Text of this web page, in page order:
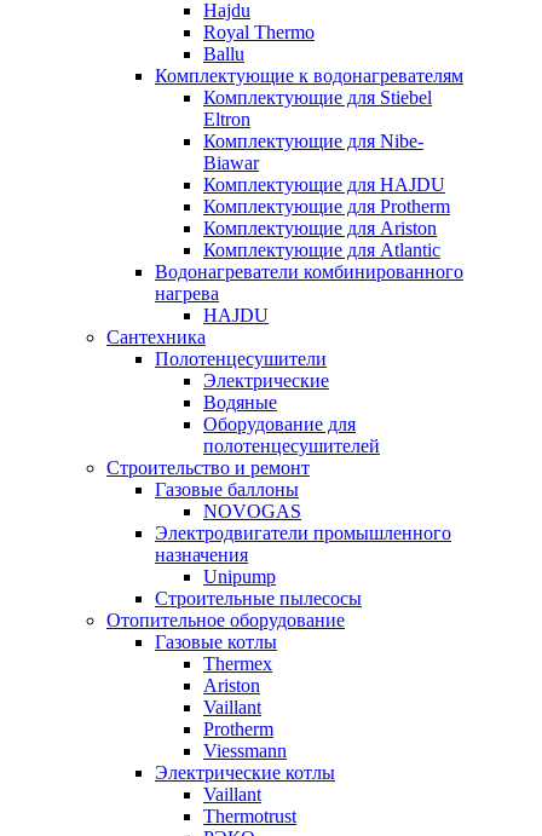
Hajdu
Royal Thermo
Ballu
Комплектующие к водонагревателям
Комплектующие для Stiebel
Eltron
Комплектующие для Nibe-
Biawar
Комплектующие для HAJDU
Комплектующие для Protherm
Комплектующие для Ariston
Комплектующие для Atlantic
Водонагреватели комбинированного
нагрева
HAJDU
Сантехника
Полотенцесушители
Электрические
Водяные
Оборудование для
полотенцесушителей
Строительство и ремонт
Газовые баллоны
NOVOGAS
Электродвигатели промышленного
назначения
Unipump
Строительные пылесосы
Отопительное оборудование
Газовые котлы
Thermex
Ariston
Vaillant
Protherm
Viessmann
Электрические котлы
Vaillant
Thermotrust